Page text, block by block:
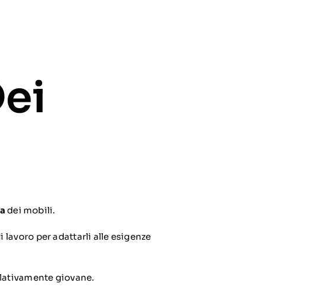
dei mobili.
per adattarli alle esigenze
giovane.